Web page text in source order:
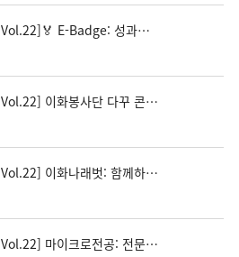
[대학혁신지원사업 소식지 Vol.22] 🏅 E-Badge: 성과를 빛내는 나만의 디지털 배지
[대학혁신지원사업 소식지 Vol.22] 이화봉사단 다꾸 콘테스트 결과 발표
[대학혁신지원사업 소식지 Vol.22] 이화나래벗: 함께하는 대학생활 동행
[대학혁신지원사업 소식지 Vol.22] 마이크로전공: 전문화된 전공 역량 키우기